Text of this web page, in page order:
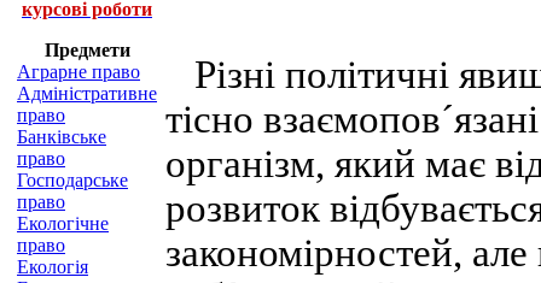
курсові роботи
Предмети
Аграрне право
Адміністративне
право
Банківське
право
Господарське
право
Екологічне
право
Екологія
Різні політичні
тісно
організм, який має
розвиток
закономірностей,